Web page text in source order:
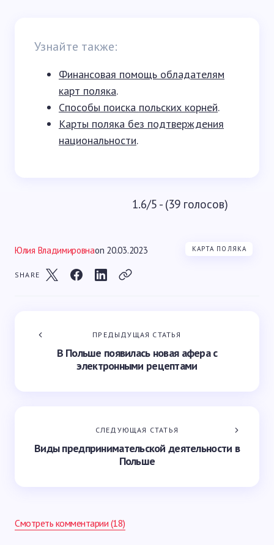
Узнайте также:
Финансовая помощь обладателям
карт поляка.
Способы поиска польских корней.
Карты поляка без подтверждения
национальности.
1.6/5 - (39 голосов)
Юлия Владимировнаon 20.03.2023 КАРТА ПОЛЯКА
SHARE
ПРЕДЫДУЩАЯ СТАТЬЯ
В Польше появилась новая афера с
электронными рецептами
СЛЕДУЮЩАЯ СТАТЬЯ
Виды предпринимательской деятельности в
Польше
Смотреть комментарии (18)